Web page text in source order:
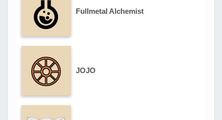
Fullmetal Alchemist
JOJO